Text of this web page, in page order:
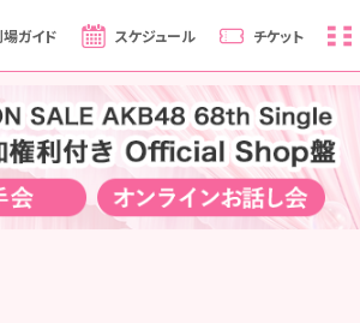
ガイド スケジュール チケット